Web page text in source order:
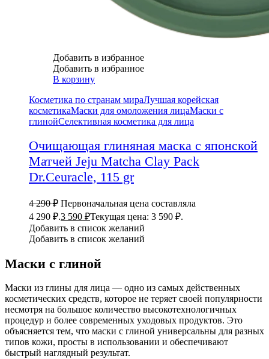
Добавить в избранное
Добавить в избранное
В корзину
Косметика по странам мираЛучшая корейская
косметикаМаски для омоложения лицаМаски с
глинойСелективная косметика для лица
Очищающая глиняная маска с японской
Матчей Jeju Matcha Clay Pack
Dr.Ceuracle, 115 gr
4 290₽ Первоначальная цена составляла
4 290 ₽.3 590 ₽Текущая цена: 3 590 ₽.
Добавить в список желаний
Добавить в список желаний
Маски с глиной
Маски из глины для лица — одно из самых действенных
косметических средств, которое не теряет своей популярности
несмотря на большое количество высокотехнологичных
процедур и более современных уходовых продуктов. Это
объясняется тем, что маски с глиной универсальны для разных
типов кожи, просты в использовании и обеспечивают
быстрый наглядный результат.